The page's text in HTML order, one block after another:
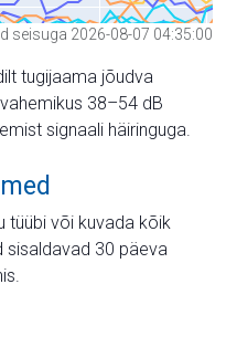
seisuga 2026-08-07 04:35:00
tugijaama jõudva
38–54 dB
signaali häiringuga.
tüübi või kuvada kõik
sisaldavad 30 päeva